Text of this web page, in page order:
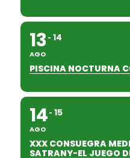
13
AGO
14
PISCINA NOCTURNA
14
AGO
15
XXX CONSUEGRA
SATRANY-EL JUEGO